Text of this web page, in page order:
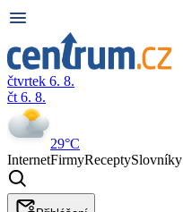
čtvrtek 6. 8.
čt 6. 8.
29°C
InternetFirmyReceptySlovníky